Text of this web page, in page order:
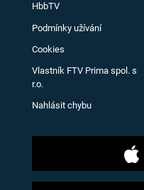
HbbTV
Podmínky užívání
Cookies
Vlastník FTV Prima spol. s
r.o.
Nahlásit chybu